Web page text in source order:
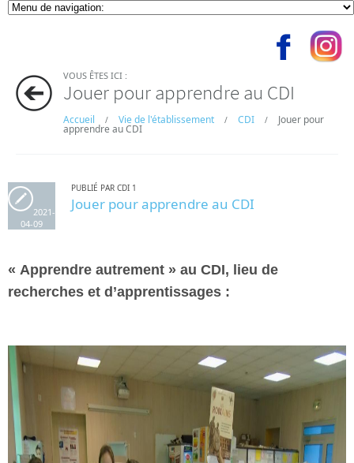
VOUS ÊTES ICI :
Jouer pour apprendre au CDI
Accueil / Vie de l'établissement / CDI / Jouer pour
apprendre au CDI
2021-
04-09
PUBLIÉ PAR CDI 1
Jouer pour apprendre au CDI
« Apprendre autrement » au CDI, lieu de
recherches et d’apprentissages :